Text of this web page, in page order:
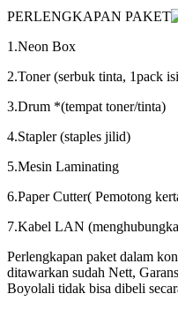
PERLENGKAPAN PAKET
1.Neon Box
2.Toner (serbuk tinta, 1pack
3.Drum *(tempat toner/tinta)
4.Stapler (staples jilid)
5.Mesin Laminating
6.Paper Cutter( Pemotong
7.Kabel LAN
Perlengkapan paket dalam
ditawarkan sudah Nett,
Boyolali tidak bisa dibeli